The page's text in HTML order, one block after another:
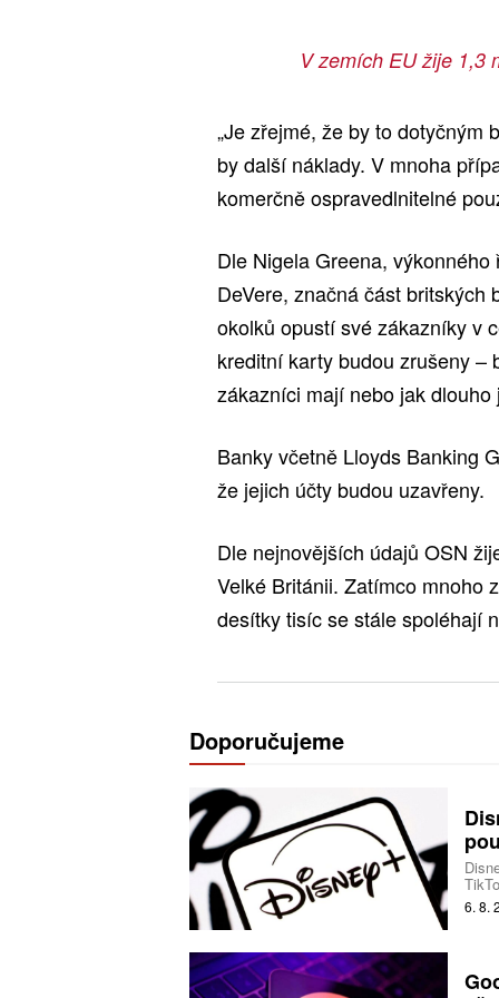
V zemích EU žije 1,3
„Je zřejmé, že by to dotyčným
by další náklady. V mnoha
komerčně ospravedlnitelné
Dle Nigela Greena,
DeVere, značná část britských
okolků opustí své zákazníky v
kreditní karty budou zrušeny –
zákazníci mají nebo jak dlouho
Banky včetně Lloyds Banking
že jejich účty budou uzavřeny.
Dle nejnovějších údajů OSN
Velké Británii. Zatímco mnoho
desítky tisíc se stále spoléhají
Doporučujeme
6. 8.